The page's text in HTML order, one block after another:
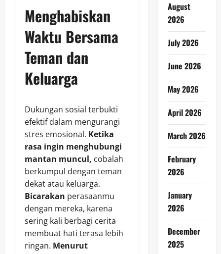
Menghabiskan
Waktu Bersama
Teman dan
Keluarga
Dukungan sosial terbukti
efektif dalam mengurangi
stres emosional. Ketika
rasa ingin menghubungi
mantan muncul, cobalah
berkumpul dengan teman
dekat atau keluarga.
Bicarakan perasaanmu
dengan mereka, karena
sering kali berbagi cerita
membuat hati terasa lebih
ringan. Menurut
August
2026
July 2026
June 2026
May 2026
April 2026
March 2026
February
2026
January
2026
December
2025